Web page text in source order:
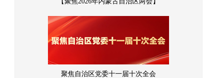
聚焦自治区党委十一届十次全会